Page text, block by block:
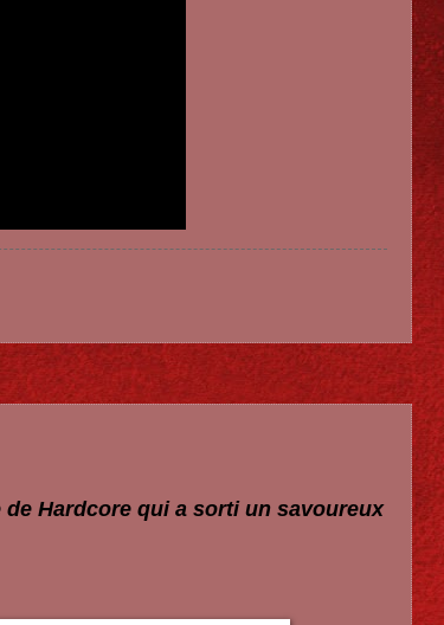
Hardcore qui a sorti un savoureux